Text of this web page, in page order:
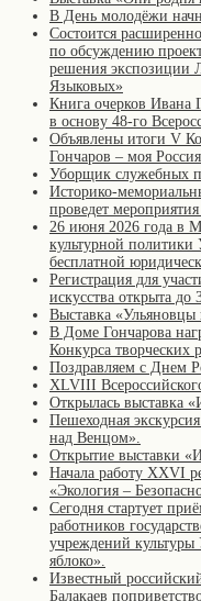
В День молодёжи
Состоится
по обсуждению
решения экспозиции
Языковых»
Книга очерков Ивана
в основу 48-го
Объявлены итоги V
Гончаров – моя
Уборщик служебных
Историко-
проведет
26 июня 2026 года в
культурной политики
бесплатной
Регистрация для
искусства открыта до
Выставка
В Доме Гончарова
Конкурса творческих
Поздравляем с Днем
XLVIII
Открылась выставка
Пешеходная
над Венцом».
Открытие выставки
Начала работу XXVI
«Экология –
Сегодня стартует
работников
учреждений культуры
яблоко».
Известный
Балакаев